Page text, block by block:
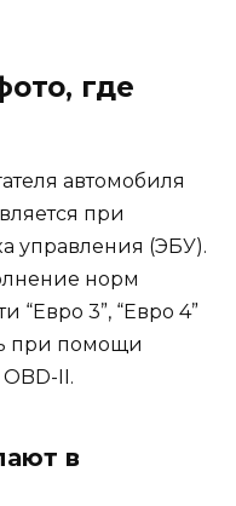
где
автомобиля
при
управления (ЭБУ).
норм
“Евро 3”, “Евро 4”
при помощи
II.
в